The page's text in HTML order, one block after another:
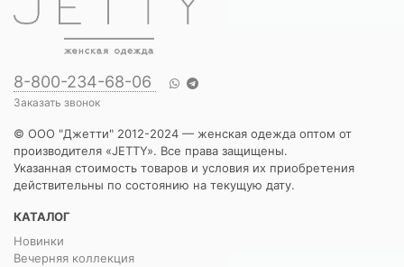
8-800-234-68-06
Заказать звонок
© ООО "Джетти" 2012-2024 — женская одежда оптом от
производителя «JETTY». Все права защищены.
Указанная стоимость товаров и условия их приобретения
действительны по состоянию на текущую дату.
КАТАЛОГ
Новинки
Вечерняя коллекция